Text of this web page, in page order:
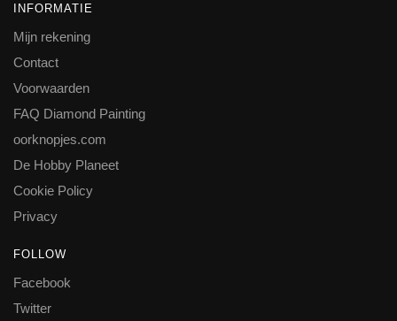
INFORMATIE
Mijn rekening
Contact
Voorwaarden
FAQ Diamond Painting
oorknopjes.com
De Hobby Planeet
Cookie Policy
Privacy
FOLLOW
Facebook
Twitter